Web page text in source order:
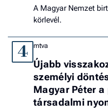
A Magyar Nemzet
körlevél.
4 mtva
Újabb
személyi
Magyar Péter
társadalmi